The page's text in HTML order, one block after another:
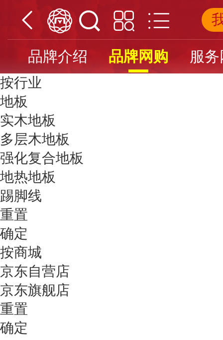
品牌介绍 品牌网购 服
按行业
地板
实木地板
多层木地板
强化复合地板
地热地板
踢脚线
重置
确定
按商城
京东自营店
京东旗舰店
重置
确定